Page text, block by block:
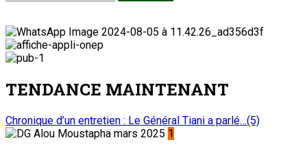
TENDANCE MAINTENANT
Chronique d’un entretien : Le Général Tiani a parlé…(5)
1